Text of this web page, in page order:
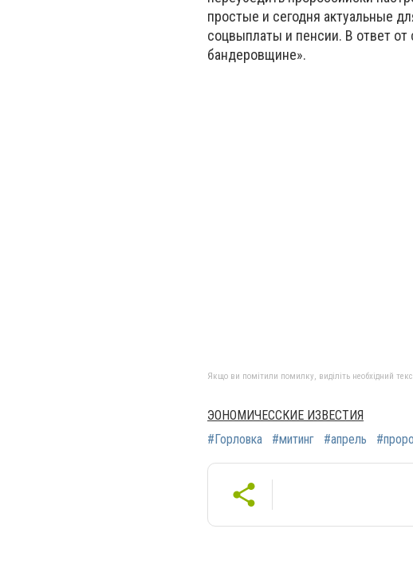
простые и сегодня актуальные
соцвыплаты и пенсии. В ответ от
бандеровщине».
Якщо ви помітили помилку, виділіть необхідний
ЭОНОМИЧЕССКИЕ ИЗВЕСТИЯ
#Горловка
#митинг #апрель